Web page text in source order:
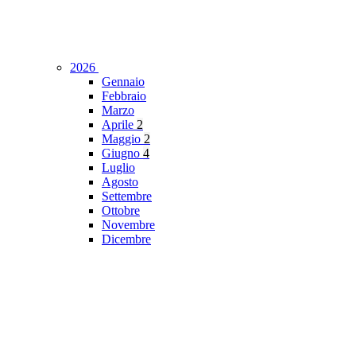
2026
Gennaio
Febbraio
Marzo
Aprile 2
Maggio 2
Giugno 4
Luglio
Agosto
Settembre
Ottobre
Novembre
Dicembre